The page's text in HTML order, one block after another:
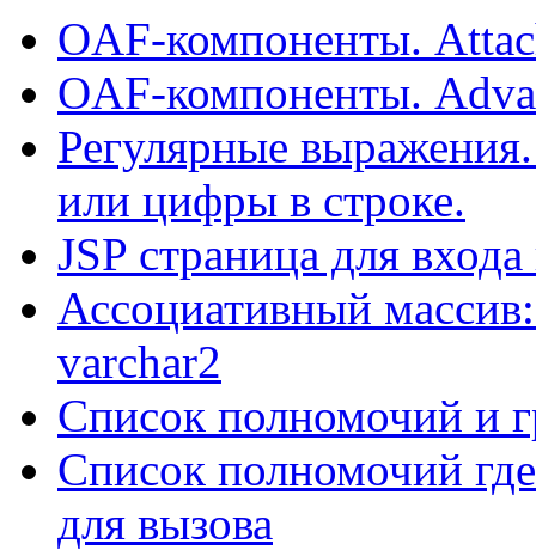
OAF-компоненты.
OAF-компоненты.
Регулярные
или цифры в строке.
JSP страница для
Ассоциативный
varchar2
Список полномочий и
Список полномочий
для вызова